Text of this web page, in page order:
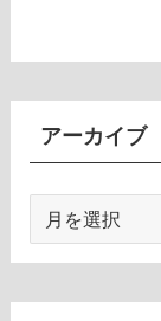
アーカイブ
カ